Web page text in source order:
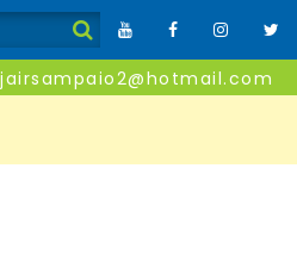
jairsampaio2@hotmail.com